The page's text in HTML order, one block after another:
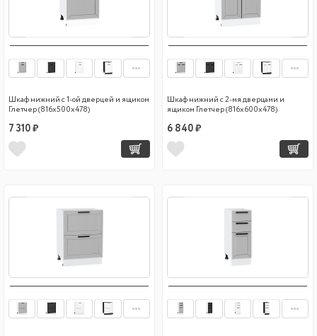
Шкаф нижний с 1-ой дверцей и ящиком
Глетчер (816х500х478)
7 310 ₽
Шкаф нижний с 2-мя дверцами и
ящиком Глетчер (816х600х478)
6 840 ₽